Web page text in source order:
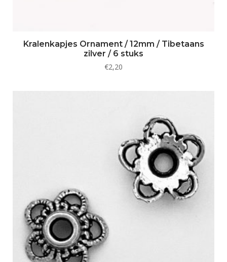
Kralenkapjes Ornament / 12mm / Tibetaans
zilver / 6 stuks
€2,20